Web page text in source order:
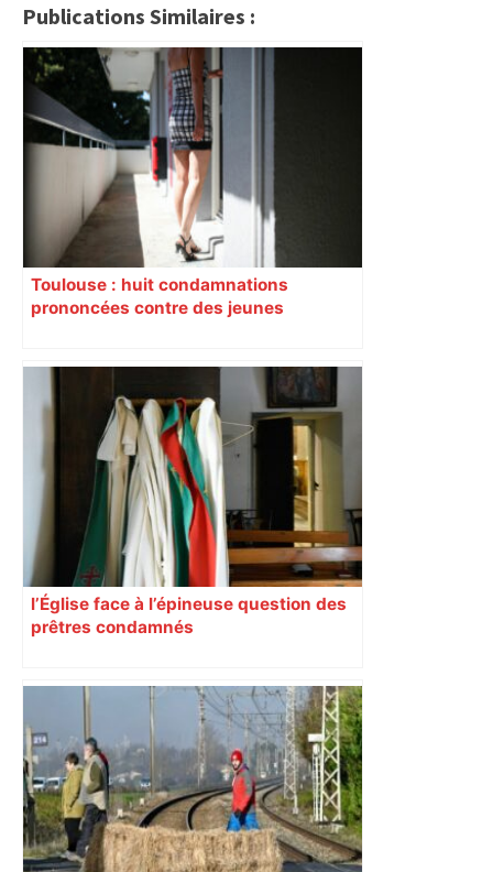
Publications Similaires :
Toulouse : huit condamnations
prononcées contre des jeunes
l’Église face à l’épineuse question des
prêtres condamnés